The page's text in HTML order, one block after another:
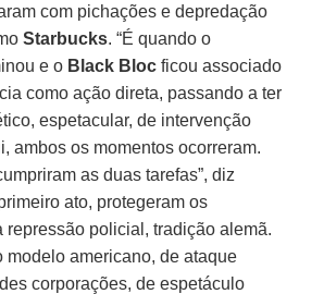
com pichações e depredação
Starbucks. “É quando o
e o Black Bloc ficou associado
como ação direta, passando a ter
espetacular, de intervenção
ambos os momentos ocorreram.
as duas tarefas”, diz
ato, protegeram os
repressão policial, tradição alemã.
modelo americano, de ataque
corporações, de espetáculo